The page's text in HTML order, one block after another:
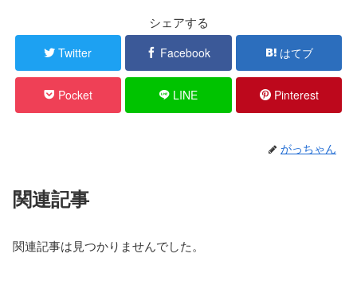
シェアする
Twitter Facebook はてブ
Pocket LINE Pinterest
がっちゃん
関連記事
関連記事は見つかりませんでした。